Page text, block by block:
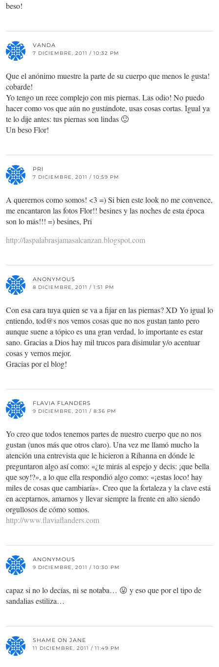
beso!
VANDA
7 DICIEMBRE, 2011 / 10:32 PM
Que el anónimo muestre la parte de su cuerpo que menos le gusta!
cobarde!
Yo tengo un reee complejo con mis piernas. Las odio! No puedo
hacer como vos que aún no gustándote, usas cosas cortas. Igual ya
te lo dije antes: tus piernas son lindas 🙂
Un beso Flor!
PRI
7 DICIEMBRE, 2011 / 10:59 PM
A querernos como somos! <3 =) Si bien este look no me convence,
me encantaron las fotos Flor!! besines y las noches de esta época
son lo más!!! =) besines, Pri
http://laspalabrasjamasalcanzan.blogspot.com
ANONYMOUS
8 DICIEMBRE, 2011 / 1:51 PM
Con esa cara tuya quien se va a fijar en las piernas? XD Yo igual lo
entiendo, tod@s nos vemos cosas que no nos gustan tanto pero
aunque suene a tópico es una gran verdad, lo importante es estar
sano. Gracias a Dios hay mil trucos para disimular y/o acentuar
cosas y vernos mejor.
Gracias por el blog!
FLAVIA FLANDERS
9 DICIEMBRE, 2011 / 8:36 PM
Yo creo que todos tenemos partes de nuestro cuerpo que no nos
gustan (unos más que otros claro). Una vez me llamó mucho la
atención una entrevista que le hicieron a Rihanna en dónde le
preguntaron algo así como: «¿te mirás al espejo y decis: ¡que bella
que soy!?», a lo que ella respondió algo como: «¡estas loco! hay
miles de cosas que cambiaría». Creo que la fortaleza y la clave está
en aceptarnos, amarnos y llevar siempre la frente en alto siendo
orgullosos de cómo somos.
http://www.flaviaflanders.com
ANONYMOUS
9 DICIEMBRE, 2011 / 10:30 PM
capaz si no lo decías, ni se notaba… 😛 y eso que por el tipo de
sandalias estiliza…
SHAME ON JANE
11 DICIEMBRE, 2011 / 11:49 PM